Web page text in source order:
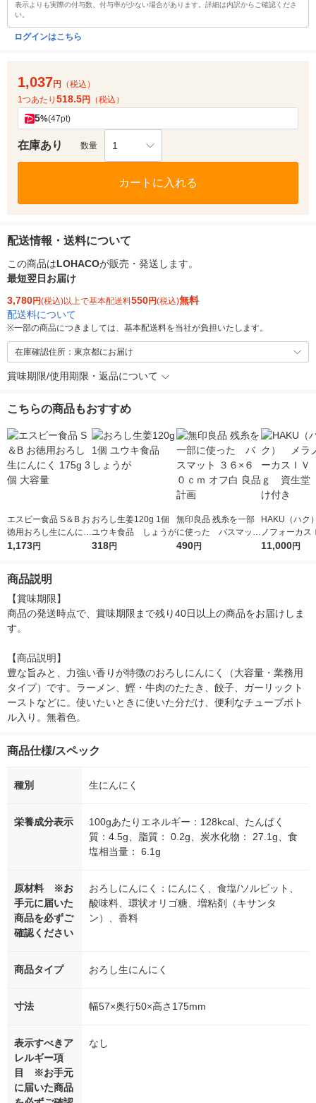
表示よりも実際の付与数、付与率が少ない場合があります。詳細は内訳からご確認くださ
い。
ログインはこちら
1,037円
（税込）
1つあたり 518.5円 （税込）
5%(47pt)
在庫あり 数量 1
カートに入れる
配送情報・送料について
この商品はLOHACOが販売・発送します。
最短翌日お届け
3,780円(税込)以上で基本配送料550円(税込)無料
配送料について
※一部の商品につきましては、基本配送料を当社が負担いたします。
在庫確認住所：東京都にお届け
賞味期限/使用期限・返品について
こちらの商品もおすすめ
エスビー食品 S＆B お
徳用おろし生にんにく
175g 3個 大容量
1,173円
おろし生姜120g 1個
ユウキ食品 しょうが
318円
無印良品 残糸を一部
に使った バスマット
３６×６０ｃｍ オフ白
490円
HAKU（ハ
ノフォーカ
5ｇ 資生堂
11,000円
商品説明
【賞味期限】
商品の発送時点で、賞味期限まで残り40日以上の商品をお届けしま
す。
【商品説明】
豊な旨みと、力強い香りが特徴のおろしにんにく（大容量・業務用
タイプ）です。ラーメン、鰹・牛肉のたたき、餃子、ガーリックト
ーストなどに。使いたいときに使いた分だけ、便利なチューブボト
ル入り。無着色。
商品仕様/スペック
種別 生にんにく
栄養成分表示
100gあたりエネルギー：128kcal、たんぱく
質：4.5g、脂質： 0.2g、炭水化物： 27.1g、食
塩相当量： 6.1g
原材料 ※お
手元に届いた
商品を必ずご
確認ください
おろしにんにく：にんにく、食塩/ソルビット、
酸味料、環状オリゴ糖、増粘剤（キサンタ
ン）、香料
商品タイプ おろし生にんにく
寸法 幅57×奥行50×高さ175mm
表示すべきア
レルギー項
目 ※お手元
に届いた商品
なし